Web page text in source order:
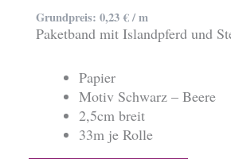
Grundpreis: 0,23€/m
Paketband mit Islandpferd und
Papier
Motiv Schwarz – Beere
2,5cm breit
33m je Rolle